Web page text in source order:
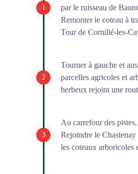
par le ruisseau de
Remonter le coteau à
Tour de Cornillé-les-
Tourner à gauche et
parcelles agricoles et
herbeux rejoint une
Au carrefour des
Rejoindre le
les coteaux arboricoles